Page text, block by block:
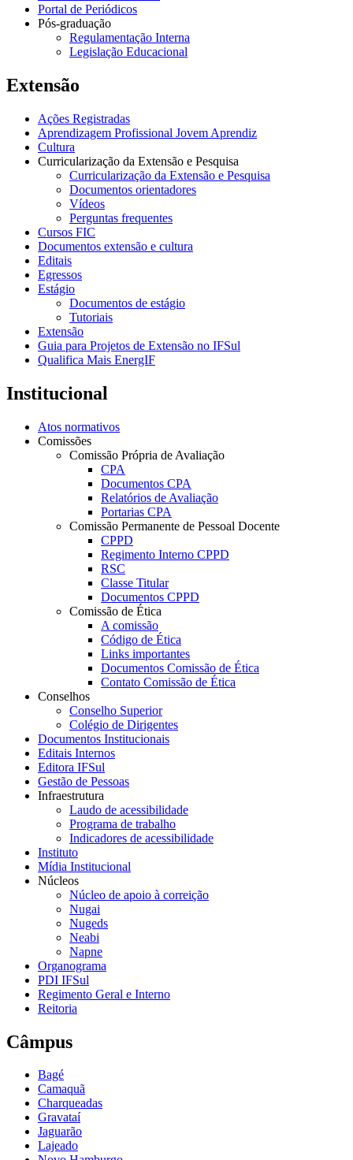
Portal de Periódicos
Pós-graduação
Regulamentação Interna
Legislação Educacional
Extensão
Ações Registradas
Aprendizagem Profissional Jovem Aprendiz
Cultura
Curricularização da Extensão e Pesquisa
Curricularização da Extensão e Pesquisa
Documentos orientadores
Vídeos
Perguntas frequentes
Cursos FIC
Documentos extensão e cultura
Editais
Egressos
Estágio
Documentos de estágio
Tutoriais
Extensão
Guia para Projetos de Extensão no IFSul
Qualifica Mais EnergIF
Institucional
Atos normativos
Comissões
Comissão Própria de Avaliação
CPA
Documentos CPA
Relatórios de Avaliação
Portarias CPA
Comissão Permanente de Pessoal Docente
CPPD
Regimento Interno CPPD
RSC
Classe Titular
Documentos CPPD
Comissão de Ética
A comissão
Código de Ética
Links importantes
Documentos Comissão de Ética
Contato Comissão de Ética
Conselhos
Conselho Superior
Colégio de Dirigentes
Documentos Institucionais
Editais Internos
Editora IFSul
Gestão de Pessoas
Infraestrutura
Laudo de acessibilidade
Programa de trabalho
Indicadores de acessibilidade
Instituto
Mídia Institucional
Núcleos
Núcleo de apoio à correição
Nugai
Nugeds
Neabi
Napne
Organograma
PDI IFSul
Regimento Geral e Interno
Reitoria
Câmpus
Bagé
Camaquã
Charqueadas
Gravataí
Jaguarão
Lajeado